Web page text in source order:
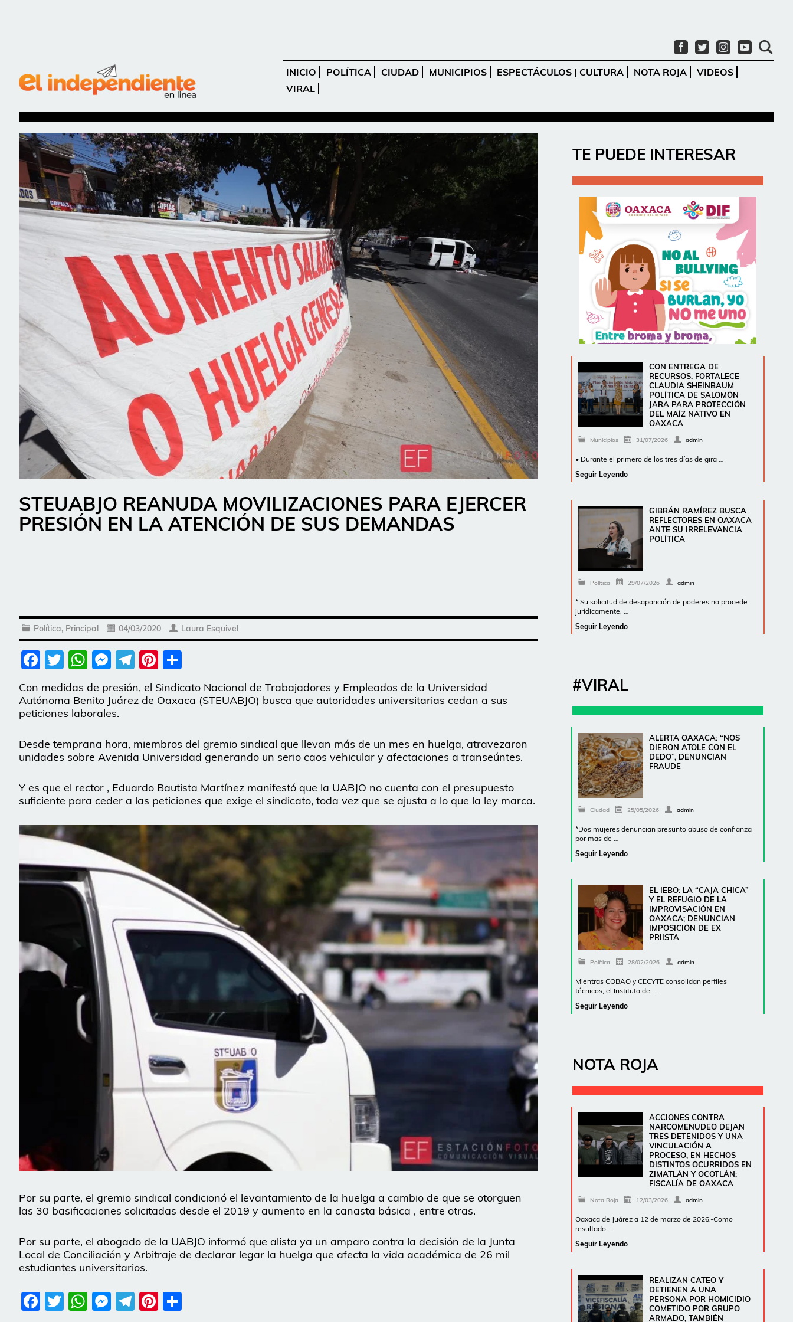
INICIO POLÍTICA CIUDAD MUNICIPIOS ESPECTÁCULOS | CULTURA NOTA ROJA
VIDEOS
VIRAL
STEUABJO REANUDA MOVILIZACIONES PARA EJERCER
PRESIÓN EN LA ATENCIÓN DE SUS DEMANDAS
Política, Principal 04/03/2020 Laura Esquivel
Facebook
Twitter
WhatsApp
Messenger
Telegram
Pinterest
Con medidas de presión, el Sindicato Nacional de Trabajadores y Empleados de la Universidad
Autónoma Benito Juárez de Oaxaca (STEUABJO) busca que autoridades universitarias cedan a sus
peticiones laborales.
Desde temprana hora, miembros del gremio sindical que llevan más de un mes en huelga, atravezaron
unidades sobre Avenida Universidad generando un serio caos vehicular y afectaciones a transeúntes.
Y es que el rector , Eduardo Bautista Martínez manifestó que la UABJO no cuenta con el presupuesto
suficiente para ceder a las peticiones que exige el sindicato, toda vez que se ajusta a lo que la ley marca.
Por su parte, el gremio sindical condicionó el levantamiento de la huelga a cambio de que se otorguen
las 30 basificaciones solicitadas desde el 2019 y aumento en la canasta básica , entre otras.
Por su parte, el abogado de la UABJO informó que alista ya un amparo contra la decisión de la Junta
Local de Conciliación y Arbitraje de declarar legar la huelga que afecta la vida académica de 26 mil
estudiantes universitarios.
Facebook
Twitter
WhatsApp
Messenger
Telegram
Pinterest
TE PUEDE INTERESAR
CON ENTREGA DE
RECURSOS, FORTALECE
CLAUDIA SHEINBAUM
POLÍTICA DE SALOMÓN
JARA PARA PROTECCIÓN
DEL MAÍZ NATIVO EN
OAXACA
Municipios 31/07/2026 admin
• Durante el primero de los tres días de gira …
Seguir Leyendo
GIBRÁN RAMÍREZ BUSCA
REFLECTORES EN OAXACA
ANTE SU IRRELEVANCIA
POLÍTICA
Política 29/07/2026 admin
* Su solicitud de desaparición de poderes no procede
jurídicamente, …
Seguir Leyendo
#VIRAL
ALERTA OAXACA: “NOS
DIERON ATOLE CON EL
DEDO”, DENUNCIAN
FRAUDE
Ciudad 25/05/2026 admin
*Dos mujeres denuncian presunto abuso de confianza
por mas de …
Seguir Leyendo
EL IEBO: LA “CAJA CHICA”
Y EL REFUGIO DE LA
IMPROVISACIÓN EN
OAXACA; DENUNCIAN
IMPOSICIÓN DE EX
PRIISTA
Política 28/02/2026 admin
Mientras COBAO y CECYTE consolidan perfiles
técnicos, el Instituto de …
Seguir Leyendo
NOTA ROJA
ACCIONES CONTRA
NARCOMENUDEO DEJAN
TRES DETENIDOS Y UNA
VINCULACIÓN A
PROCESO, EN HECHOS
DISTINTOS OCURRIDOS EN
ZIMATLÁN Y OCOTLÁN;
FISCALÍA DE OAXACA
Nota Roja 12/03/2026 admin
Oaxaca de Juárez a 12 de marzo de 2026.-Como
resultado …
Seguir Leyendo
REALIZAN CATEO Y
DETIENEN A UNA
PERSONA POR HOMICIDIO
COMETIDO POR GRUPO
ARMADO, TAMBIÉN